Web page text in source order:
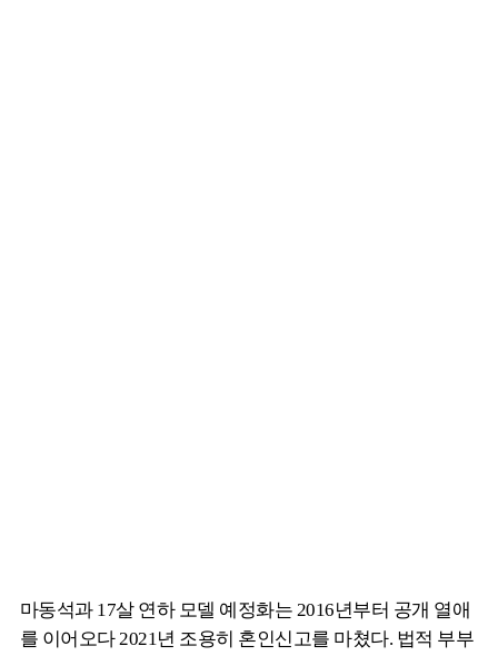
마동석과 17살 연하 모델 예정화는 2016년부터 공개 열애
를 이어오다 2021년 조용히 혼인신고를 마쳤다. 법적 부부